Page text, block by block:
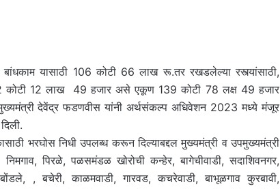
यासाठी 106 कोटी 66 लाख रू.तर रखडलेल्या रस्त्यांसाठी,
कोटी 12 लाख 49 हजार असे एकूण 139 कोटी 78 लक्ष 49 हजार
देवेंद्र फडणवीस यांनी अर्थसंकल्प अधिवेशन 2023 मध्ये मंजूर
भरघोस निधी उपलब्ध करून दिल्याबद्दल मुख्यमंत्री व उपमुख्यमंत्री
पिरळे, पळसमंडळ खोरोची कन्हेर, बागेचीवाडी, सदाशिवनगर,
, बचेरी, काळमवाडी, गारवड, कचरेवाडी, बाभूळगाव कुरबावी,